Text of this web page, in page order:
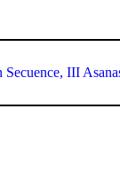
III